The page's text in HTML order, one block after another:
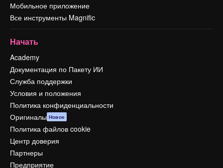
Мобильное приложение
Все инструменты Magnific
Начать
Academy
Документация по Пакету ИИ
Служба поддержки
Условия и положения
Политика конфиденциальности
Оригиналы Новое
Политика файлов cookie
Центр доверия
Партнеры
Предприятие